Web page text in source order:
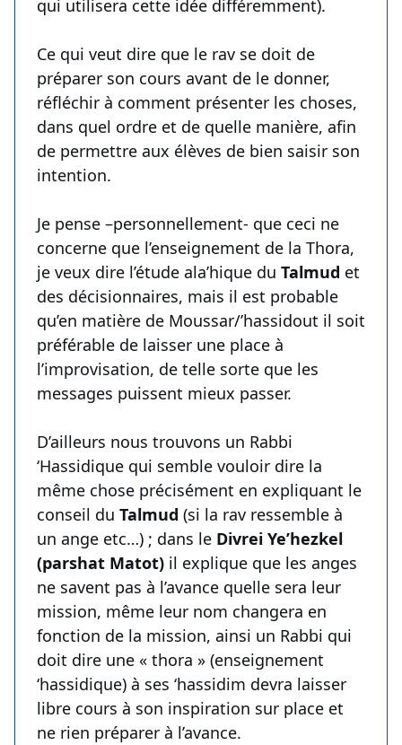
qui utilisera cette idée différemment).
Ce qui veut dire que le rav se doit de
préparer son cours avant de le donner,
réfléchir à comment présenter les choses,
dans quel ordre et de quelle manière, afin
de permettre aux élèves de bien saisir son
intention.
Je pense –personnellement- que ceci ne
concerne que l’enseignement de la Thora,
je veux dire l’étude ala’hique du Talmud et
des décisionnaires, mais il est probable
qu’en matière de Moussar/’hassidout il soit
préférable de laisser une place à
l’improvisation, de telle sorte que les
messages puissent mieux passer.
D’ailleurs nous trouvons un Rabbi
‘Hassidique qui semble vouloir dire la
même chose précisément en expliquant le
conseil du Talmud (si la rav ressemble à
un ange etc…) ; dans le Divrei Ye’hezkel
(parshat Matot) il explique que les anges
ne savent pas à l’avance quelle sera leur
mission, même leur nom changera en
fonction de la mission, ainsi un Rabbi qui
doit dire une « thora » (enseignement
‘hassidique) à ses ‘hassidim devra laisser
libre cours à son inspiration sur place et
ne rien préparer à l’avance.